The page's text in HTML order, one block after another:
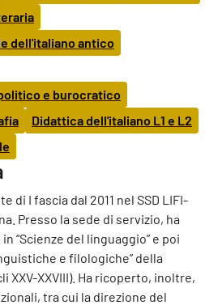
dell'italiano antico
e burocratico
Didattica dell'italiano L1 e L2
di I fascia dal 2011 nel SSD LIFI-
Presso la sede di servizio, ha
“Scienze del linguaggio” e poi
e filologiche” della
XXV-XXVIII). Ha ricoperto, inoltre,
tra cui la direzione del